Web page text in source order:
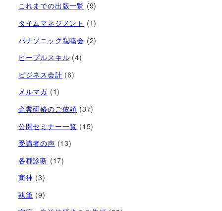
これまでの出版一覧 (9)
タイムマネジメント (1)
パナソニック親睦会 (2)
ピープルスキル (4)
ビジネス会計 (6)
メルマガ (1)
企業研修のご依頼 (37)
公開セミナー一覧 (15)
受講者の声 (13)
各種診断 (17)
商神 (3)
執筆 (9)